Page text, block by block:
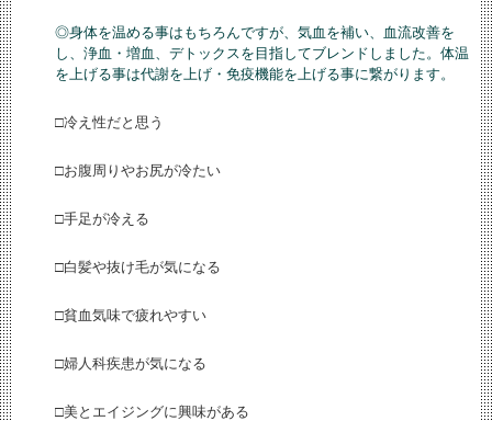
◎身体を温める事はもちろんですが、気血を補い、血流改善を
し、浄血・増血、デトックスを目指してブレンドしました。体温
を上げる事は代謝を上げ・免疫機能を上げる事に繋がります。
□冷え性だと思う
□お腹周りやお尻が冷たい
□手足が冷える
□白髪や抜け毛が気になる
□貧血気味で疲れやすい
□婦人科疾患が気になる
□美とエイジングに興味がある